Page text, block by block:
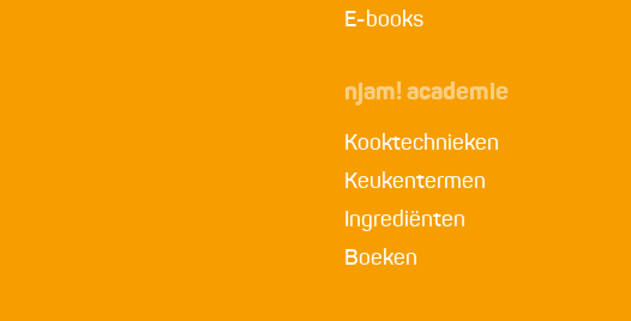
E-books
njam! academie
Kooktechnieken
Keukentermen
Ingrediënten
Boeken